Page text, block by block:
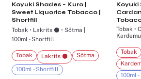
Koyuki Shades – Kuro |
Sweet Liquorice Tobacco |
Shortfill
Tobak • Lakrits ⚫ • Sötma |
100ml - Shortfill
Tobak Lakrits ⚫ Sötma
100ml - Shortfill
Koyuki
Tobak •
Tobak
100ml